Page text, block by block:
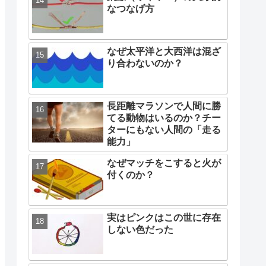
なつなげ方
なぜ太平洋と大西洋は混ざ
り合わないのか？
長距離マラソンで人間に勝
てる動物はいるのか？チー
ターにもない人間の「走る
能力」
なぜマッチをこすると火が
付くのか？
実はピンクはこの世に存在
しない色だった